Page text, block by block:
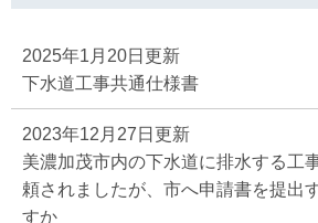
2025年1月20日更新
下水道工事共通仕様書
2023年12月27日更新
美濃加茂市内の下水道に排水する工
頼されましたが、市へ申請書を提出
すか